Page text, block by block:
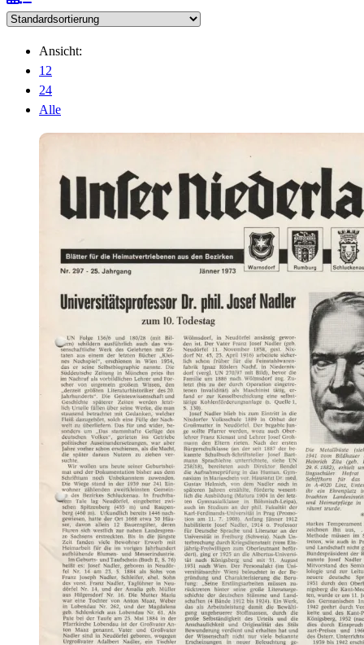
Ansicht:
12
24
Alle